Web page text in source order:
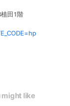
田1階
might like